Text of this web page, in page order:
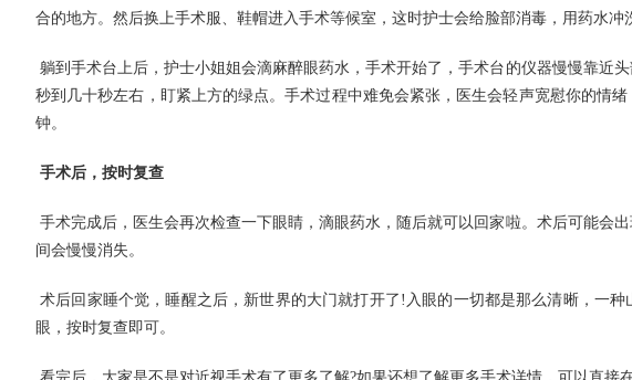
合的地方。然后换上手术服、鞋帽进入手术等候室，这时护士会给脸部消毒，用药水冲
躺到手术台上后，护士小姐姐会滴麻醉眼药水，手术开始了，手术台的仪器慢慢靠近
秒到几十秒左右，盯紧上方的绿点。手术过程中难免会紧张，医生会轻声宽慰你的情
钟。
手术后，按时复查
手术完成后，医生会再次检查一下眼睛，滴眼药水，随后就可以回家啦。术后可能会
间会慢慢消失。
术后回家睡个觉，睡醒之后，新世界的大门就打开了!入眼的一切都是那么清晰，一
眼，按时复查即可。